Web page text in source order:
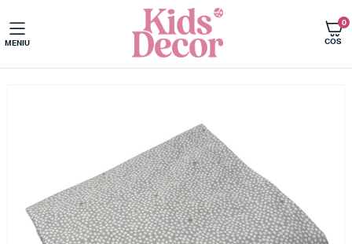
MENIU COS
0